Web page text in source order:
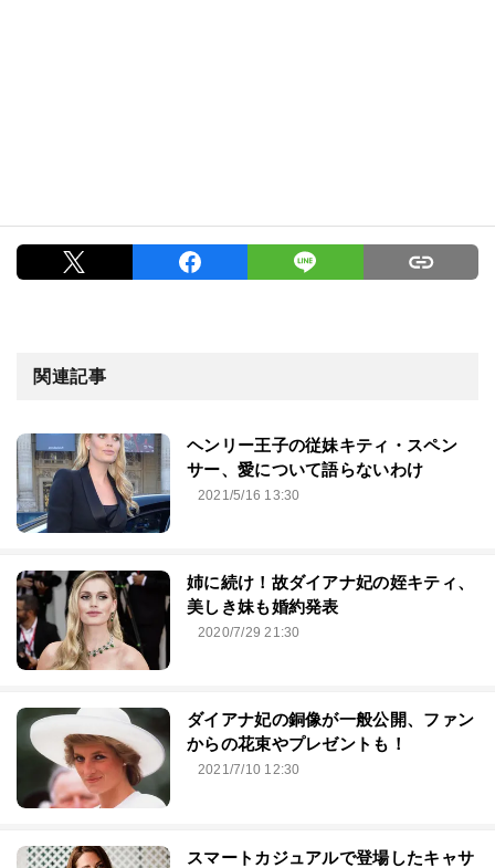
関連記事
ヘンリー王子の従妹キティ・スペン
サー、愛について語らないわけ
2021/5/16 13:30
姉に続け！故ダイアナ妃の姪キティ、
美しき妹も婚約発表
2020/7/29 21:30
ダイアナ妃の銅像が一般公開、ファン
からの花束やプレゼントも！
2021/7/10 12:30
スマートカジュアルで登場したキャサ